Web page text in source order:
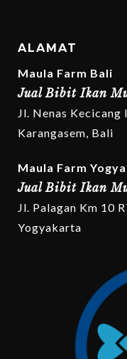
ALAMAT
Maula Farm Bali
Jual Bibit Ikan
Jl. Nenas Kecicang
Karangasem, Bali
Maula Farm
Jual Bibit Ikan
Jl. Palagan Km 10
Yogyakarta